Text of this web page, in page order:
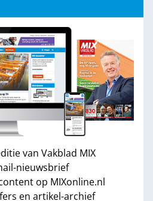
van Vakblad MIX
nieuwsbrief
op MIXonline.nl
en artikel-archief